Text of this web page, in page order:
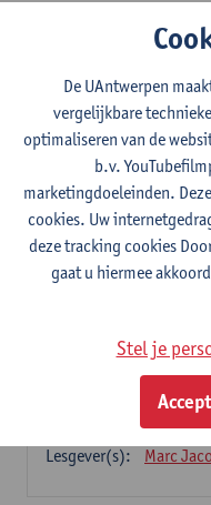
Micro-credential:
9 studiepunten
Dit programma bestaat uit
Heritage: Genealogies
1E SEM
studiepunten
Lesgever(s):
Marc
Erfgoed: beleid en
Lesgever(s):
Gregory
Heritage: Critical
2E SEM
studiepunten
Lesgever(s):
Marc
De UAntwerpen
vergelijkbare
optimaliseren van de
b.v.
marketingdoeleinden.
cookies. Uw
deze tracking cookies
gaat u hiermee
Stel je